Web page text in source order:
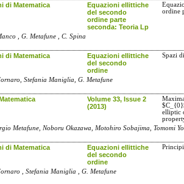
di Matematica
Equazioni ellittiche
del secondo
ordine parte
seconda: Teoria Lp
ordine
, G. Metafune , C. Spina
di Matematica
Equazioni ellittiche
del secondo
ordine
Spazi
Stefania Maniglia, G. Metafune
Volume 33, Issue 2
(2013)
elliptic
Metafune, Noboru Okazawa, Motohiro Sobajima, Tomomi
di Matematica
Equazioni ellittiche
del secondo
ordine
, Stefania Maniglia , G. Metafune